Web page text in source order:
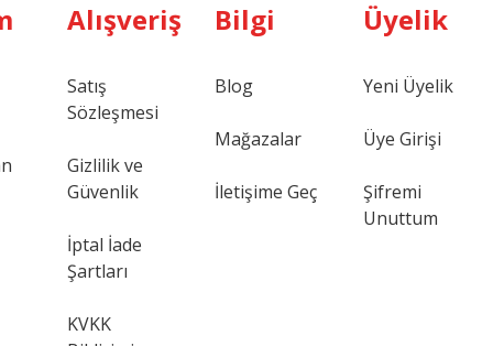
Alışveriş
Satış
Sözleşmesi
Gizlilik ve
Güvenlik
İptal İade
Şartları
KVKK
Bilgi
Blog
Mağazalar
İletişime Geç
Üyelik
Yeni Üyelik
Üye Girişi
Şifremi
Unuttum